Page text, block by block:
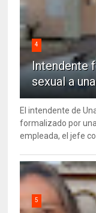
4
Intendente
sexual a
El intendente de
formalizado por
empleada, el jefe
5